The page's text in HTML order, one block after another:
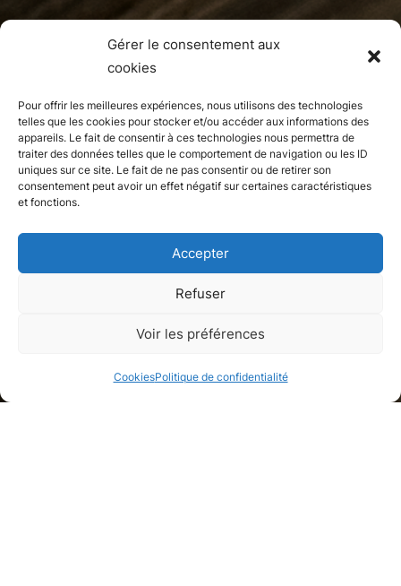
Gérer le consentement aux
cookies
Pour offrir les meilleures expériences, nous utilisons des technologies
telles que les cookies pour stocker et/ou accéder aux informations des
appareils. Le fait de consentir à ces technologies nous permettra de
traiter des données telles que le comportement de navigation ou les ID
uniques sur ce site. Le fait de ne pas consentir ou de retirer son
consentement peut avoir un effet négatif sur certaines caractéristiques
et fonctions.
Accepter
Refuser
Voir les préférences
CookiesPolitique de confidentialité